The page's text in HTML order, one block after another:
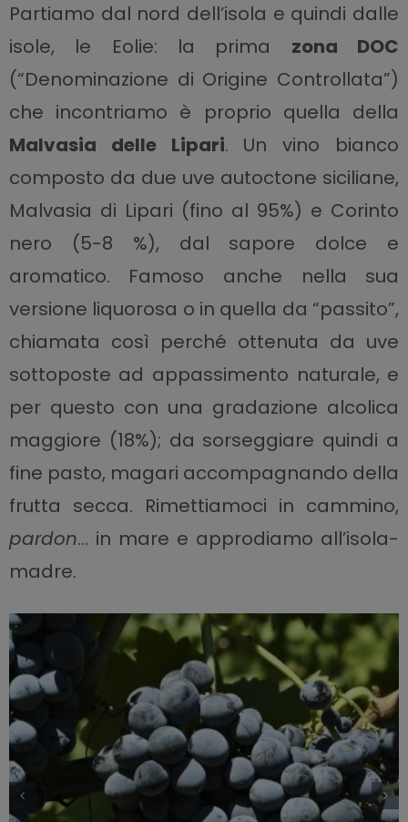
Partiamo dal nord dell’isola e quindi dalle
isole, le Eolie: la prima zona DOC
(“Denominazione di Origine Controllata”)
che incontriamo è proprio quella della
Malvasia delle Lipari. Un vino bianco
composto da due uve autoctone siciliane,
Malvasia di Lipari (fino al 95%) e Corinto
nero (5-8 %), dal sapore dolce e
aromatico. Famoso anche nella sua
versione liquorosa o in quella da “passito”,
chiamata così perché ottenuta da uve
sottoposte ad appassimento naturale, e
per questo con una gradazione alcolica
maggiore (18%); da sorseggiare quindi a
fine pasto, magari accompagnando della
frutta secca. Rimettiamoci in cammino,
pardon… in mare e approdiamo all’isola-
madre.